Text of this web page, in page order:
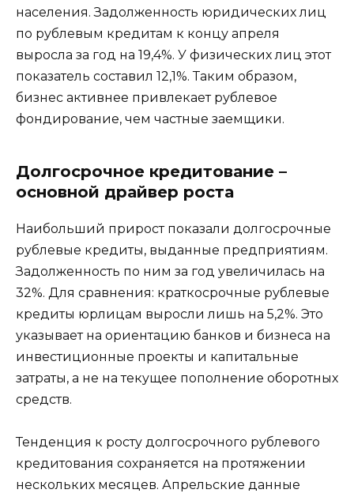
населения. Задолженность юридических лиц
по рублевым кредитам к концу апреля
выросла за год на 19,4%. У физических лиц этот
показатель составил 12,1%. Таким образом,
бизнес активнее привлекает рублевое
фондирование, чем частные заемщики.
Долгосрочное кредитование –
основной драйвер роста
Наибольший прирост показали долгосрочные
рублевые кредиты, выданные предприятиям.
Задолженность по ним за год увеличилась на
32%. Для сравнения: краткосрочные рублевые
кредиты юрлицам выросли лишь на 5,2%. Это
указывает на ориентацию банков и бизнеса на
инвестиционные проекты и капитальные
затраты, а не на текущее пополнение оборотных
средств.
Тенденция к росту долгосрочного рублевого
кредитования сохраняется на протяжении
нескольких месяцев. Апрельские данные